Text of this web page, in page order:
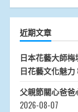
近期文章
日本花藝大師
日花藝文化魅
父親節關心爸
2026-08-07